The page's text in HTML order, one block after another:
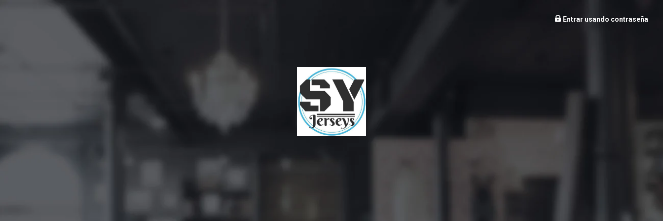
Entrar usando contraseña